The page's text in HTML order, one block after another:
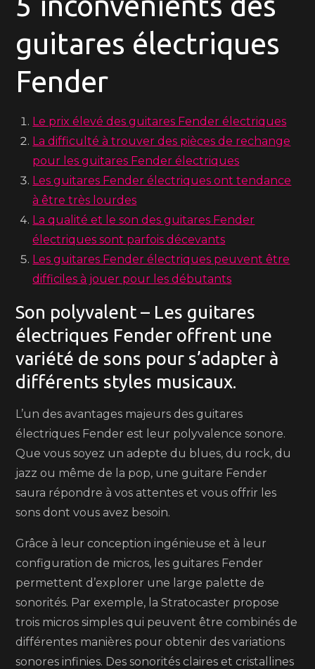
guitares électriques
Fender
Le prix élevé des guitares Fender électriques
La difficulté à trouver des pièces de rechange
pour les guitares Fender électriques
Les guitares Fender électriques ont tendance
à être très lourdes
La qualité et le son des guitares Fender
électriques sont parfois décevants
Les guitares Fender électriques peuvent être
difficiles à jouer pour les débutants
Son polyvalent – Les guitares
électriques Fender offrent une
variété de sons pour s’adapter à
différents styles musicaux.
L’un des avantages majeurs des guitares
électriques Fender est leur polyvalence sonore.
Que vous soyez un adepte du blues, du rock, du
jazz ou même de la pop, une guitare Fender
saura répondre à vos attentes et vous offrir les
sons dont vous avez besoin.
Grâce à leur conception ingénieuse et à leur
configuration de micros, les guitares Fender
permettent d’explorer une large palette de
sonorités. Par exemple, la Stratocaster propose
trois micros simples qui peuvent être combinés de
différentes manières pour obtenir des variations
sonores infinies. Des sonorités claires et cristallines